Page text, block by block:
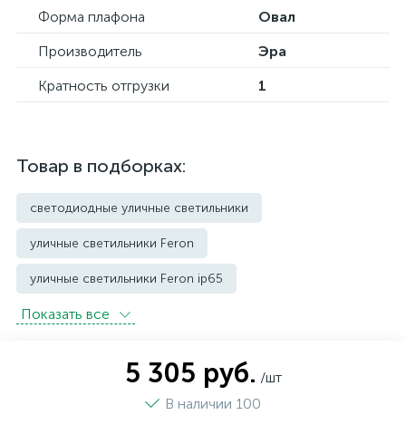
Форма плафона
Овал
Производитель
Эра
Кратность отгрузки
1
Товар в подборках:
светодиодные уличные светильники
уличные светильники Feron
уличные светильники Feron ip65
уличные светильники ip65
уличные светильники Maytoni
Показать всe
5 305 руб. /шт
В наличии 100